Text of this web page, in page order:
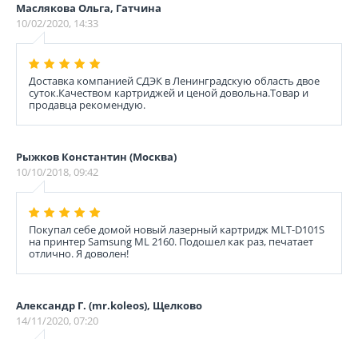
Маслякова Ольга, Гатчина
10/02/2020, 14:33
Доставка компанией СДЭК в Ленинградскую область двое
суток.Качеством картриджей и ценой довольна.Товар и
продавца рекомендую.
Рыжков Константин (Москва)
10/10/2018, 09:42
Покупал себе домой новый лазерный картридж MLT-D101S
на принтер Sаmsung ML 2160. Подошел как раз, печатает
отлично. Я доволен!
Александр Г. (mr.koleos), Щелково
14/11/2020, 07:20